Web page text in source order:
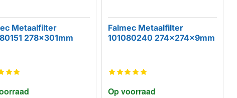
Metaalfilter
278x301mm
Op voorraad
Falmec Metaalfilter
101080240 274x274x9mm